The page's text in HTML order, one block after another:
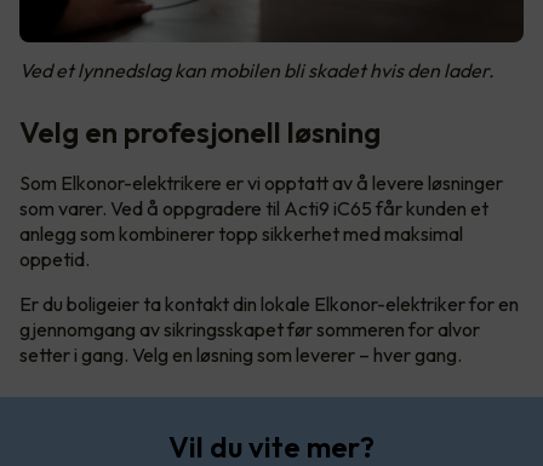
Ved et lynnedslag kan mobilen bli skadet hvis den lader.
Velg en profesjonell løsning
Som Elkonor-elektrikere er vi opptatt av å levere løsninger
som varer. Ved å oppgradere til Acti9 iC65 får kunden et
anlegg som kombinerer topp sikkerhet med maksimal
oppetid.
Er du boligeier ta kontakt din lokale Elkonor-elektriker for en
gjennomgang av sikringsskapet før sommeren for alvor
setter i gang. Velg en løsning som leverer – hver gang.
Vil du vite mer?